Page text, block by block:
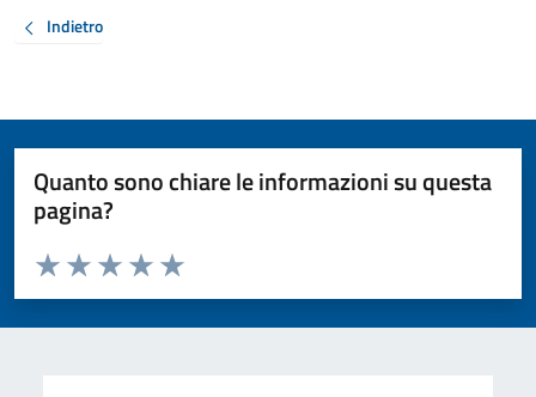
Indietro
Quanto sono chiare le informazioni su questa
pagina?
Valuta da 1 a 5 stelle la pagina
Valuta 5 stelle su 5
Valuta 4 stelle su 5
Valuta 3 stelle su 5
Valuta 2 stelle su 5
Valuta 1 stelle su 5